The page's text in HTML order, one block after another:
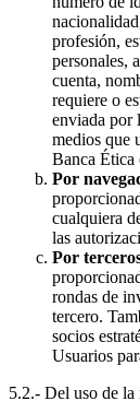
profesión,
personales,
cuenta,
requiere o
enviada por
medios que
Banca Ética
Por
cualquiera
las
Por
rondas de
tercero.
socios
Usuarios
5.2.- Del uso de